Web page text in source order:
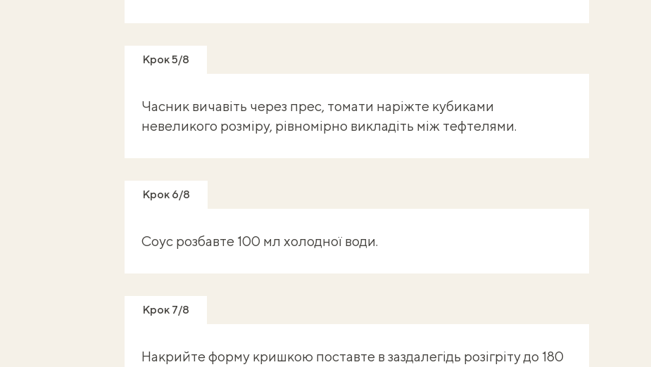
Крок 5/8
Часник вичавіть через прес, томати наріжте кубиками
невеликого розміру, рівномірно викладіть між тефтелями.
Крок 6/8
Соус розбавте 100 мл холодної води.
Крок 7/8
Накрийте форму кришкою поставте в заздалегідь розігріту до 180